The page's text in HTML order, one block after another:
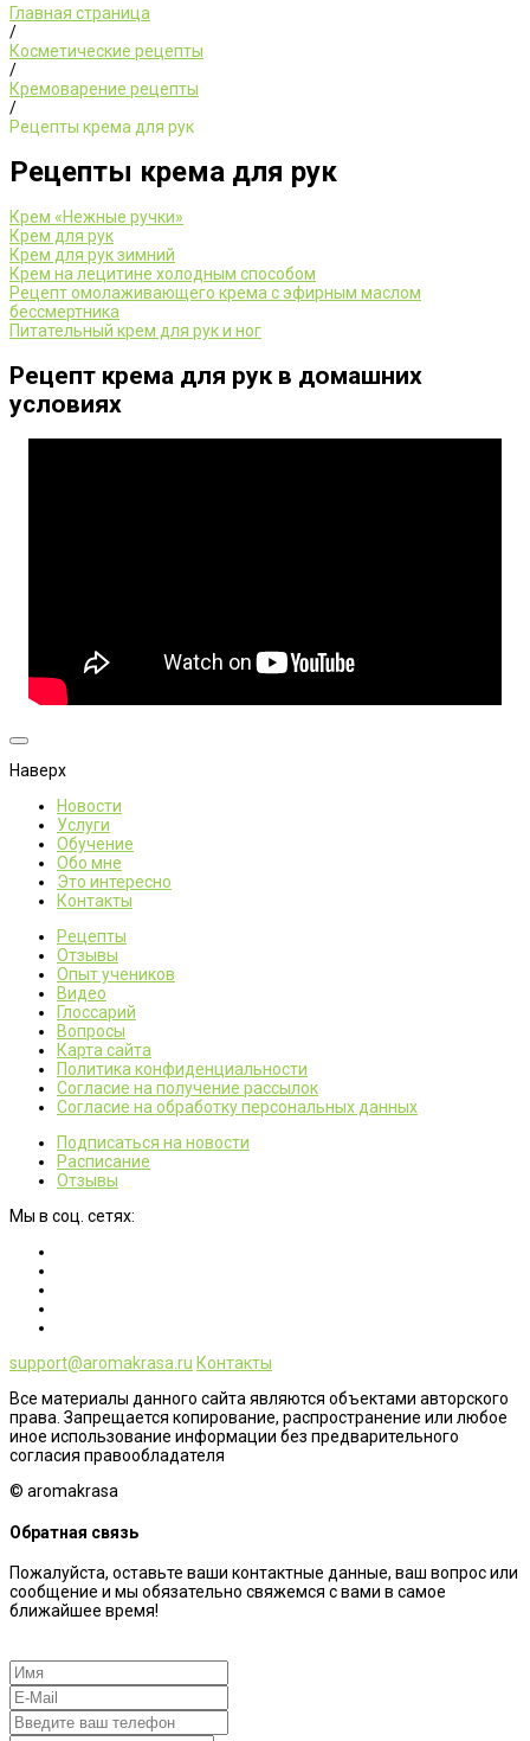
Главная страница
/
Косметические рецепты
/
Кремоварение рецепты
/
Рецепты крема для рук
Рецепты крема для рук
Крем «Нежные ручки»
Крем для рук
Крем для рук зимний
Крем на лецитине холодным способом
Рецепт омолаживающего крема с эфирным маслом
бессмертника
Питательный крем для рук и ног
Рецепт крема для рук в домашних
условиях
Наверх
Новости
Услуги
Обучение
Обо мне
Это интересно
Контакты
Рецепты
Отзывы
Опыт учеников
Видео
Глоссарий
Вопросы
Карта сайта
Политика конфиденциальности
Согласие на получение рассылок
Согласие на обработку персональных данных
Подписаться на новости
Расписание
Отзывы
Мы в соц. сетях:
support@aromakrasa.ru Контакты
Все материалы данного сайта являются объектами авторского
права. Запрещается копирование, распространение или любое
иное использование информации без предварительного
согласия правообладателя
© aromakrasa
Обратная связь
Пожалуйста, оставьте ваши контактные данные, ваш вопрос или
сообщение и мы обязательно свяжемся с вами в самое
ближайшее время!